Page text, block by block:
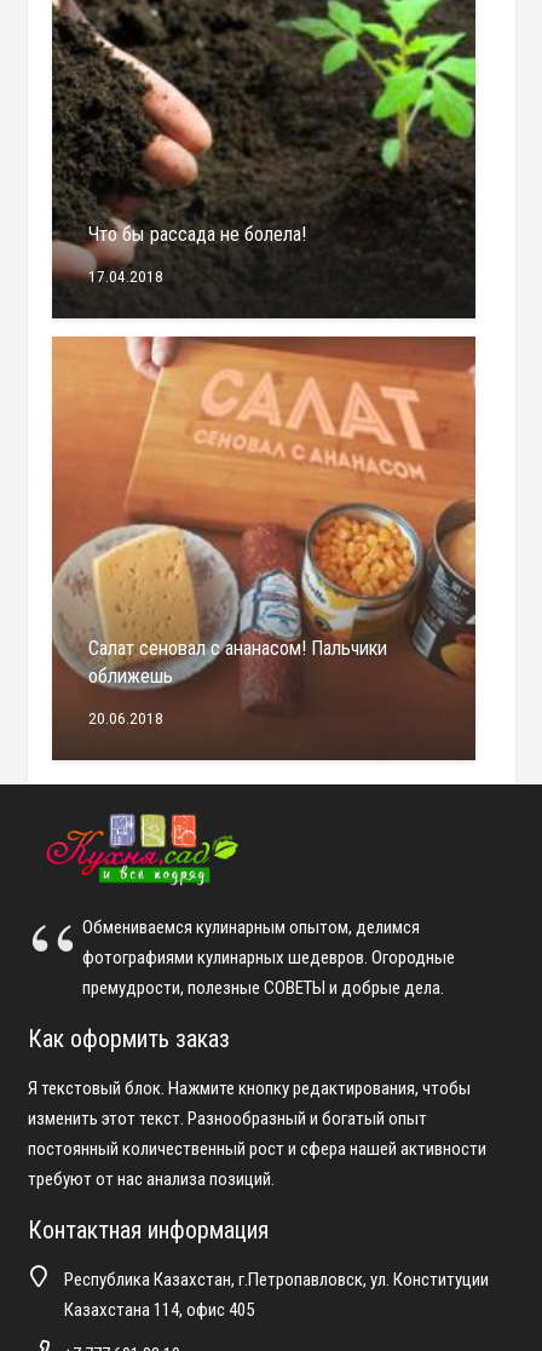
Что бы рассада не болела!
17.04.2018
Салат сеновал с ананасом! Пальчики
оближешь
20.06.2018
Обмениваемся кулинарным опытом, делимся
фотографиями кулинарных шедевров. Огородные
премудрости, полезные СОВЕТЫ и добрые дела.
Как оформить заказ
Я текстовый блок. Нажмите кнопку редактирования, чтобы
изменить этот текст. Разнообразный и богатый опыт
постоянный количественный рост и сфера нашей активности
требуют от нас анализа позиций.
Контактная информация
Республика Казахстан, г.Петропавловск, ул. Конституции
Казахстана 114, офис 405